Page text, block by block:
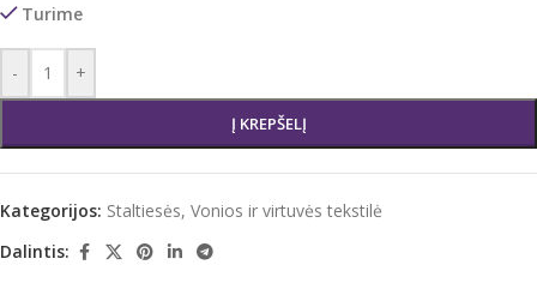
Turime
- +
Į KREPŠELĮ
Kategorijos: Staltiesės, Vonios ir virtuvės tekstilė
Dalintis: